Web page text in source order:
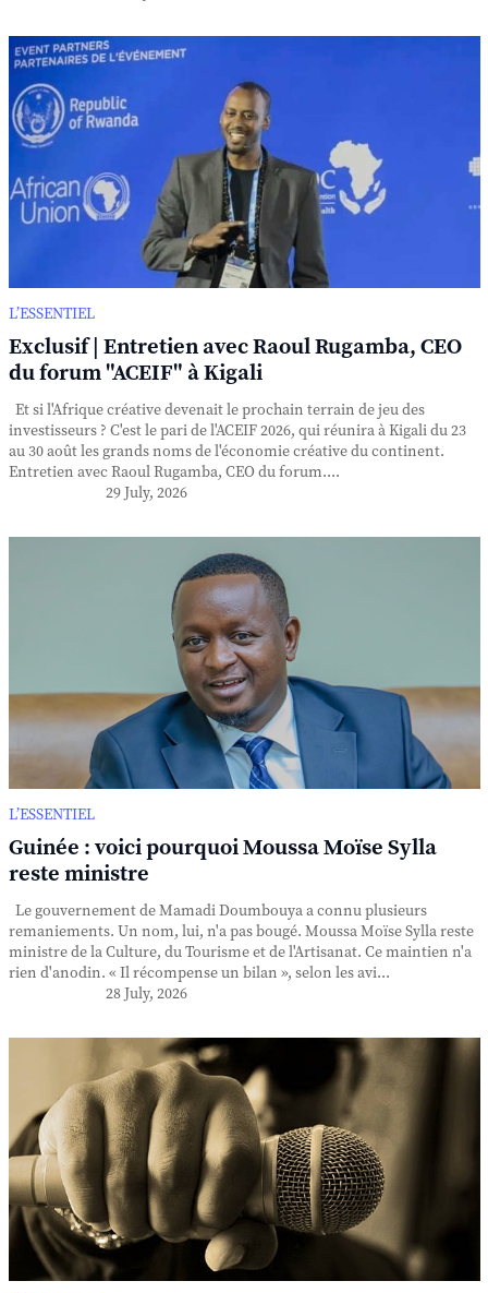
L’ESSENTIEL
Exclusif | Entretien avec Raoul Rugamba, CEO
du forum "ACEIF" à Kigali
Et si l'Afrique créative devenait le prochain terrain de jeu des
investisseurs ? C'est le pari de l'ACEIF 2026, qui réunira à Kigali du 23
au 30 août les grands noms de l'économie créative du continent.
Entretien avec Raoul Rugamba, CEO du forum....
29 July, 2026
L’ESSENTIEL
Guinée : voici pourquoi Moussa Moïse Sylla
reste ministre
Le gouvernement de Mamadi Doumbouya a connu plusieurs
remaniements. Un nom, lui, n'a pas bougé. Moussa Moïse Sylla reste
ministre de la Culture, du Tourisme et de l'Artisanat. Ce maintien n'a
rien d'anodin. « Il récompense un bilan », selon les avi...
28 July, 2026